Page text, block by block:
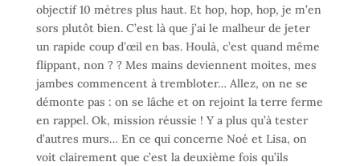
objectif 10 mètres plus haut. Et hop, hop, hop, je m’en
sors plutôt bien. C’est là que j’ai le malheur de jeter
un rapide coup d’œil en bas. Houlà, c’est quand même
flippant, non ? ? Mes mains deviennent moites, mes
jambes commencent à trembloter… Allez, on ne se
démonte pas : on se lâche et on rejoint la terre ferme
en rappel. Ok, mission réussie ! Y a plus qu’à tester
d’autres murs… En ce qui concerne Noé et Lisa, on
voit clairement que c’est la deuxième fois qu’ils